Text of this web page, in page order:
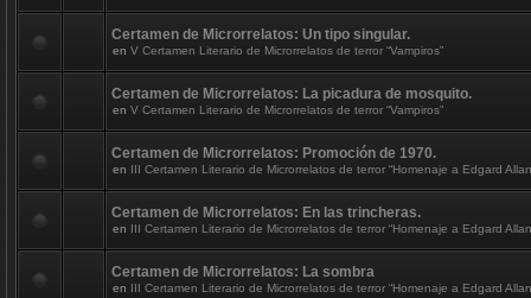
Certamen de Microrrelatos: Un tipo singular.
en V Certamen Literario de Microrrelatos de terror “Vampiros”
Certamen de Microrrelatos: La picadura de mosquito.
en V Certamen Literario de Microrrelatos de terror “Vampiros”
Certamen de Microrrelatos: Promoción de 1970.
en III Certamen Literario de Microrrelatos de terror “Homenaje a Edgard
Certamen de Microrrelatos: En las trincheras.
en III Certamen Literario de Microrrelatos de terror “Homenaje a Edgard
Certamen de Microrrelatos: La sombra
en III Certamen Literario de Microrrelatos de terror “Homenaje a Edgard